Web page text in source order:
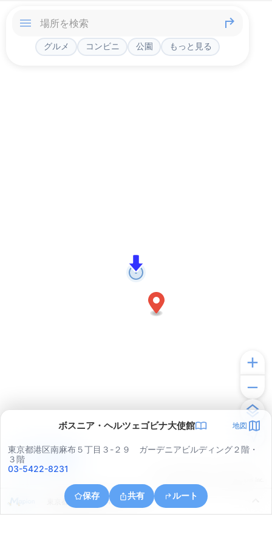
グルメ コンビニ 公園 もっと見る
ボスニア・ヘルツェゴビナ大使館 地図
東京都港区南麻布５丁目３-２９ ガーデニアビルディング２階・
３階
03-5422-8231
保存 共有 ルート
東京都港区南青山４丁目２６
アプリで見る